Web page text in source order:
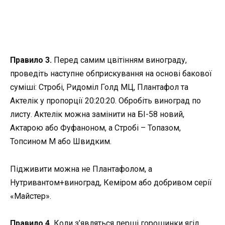
Правило 3. Перед самим цвітінням винограду,
проведіть наступне обприскування на основі бакової
суміші: Стробі, Ридоміл Голд МЦ, Плантафол та
Актелік у пропорції 20:20:20. Обробіть виноград по
листу. Актелік можна замінити на БІ-58 новий,
Актарою або Фуфаноном, а Стробі – Топазом,
Топсином М або Швидким.
Підживити можна не Плантафолом, а
Нутривантом+виноград, Кеміром або добривом серії
«Майстер».